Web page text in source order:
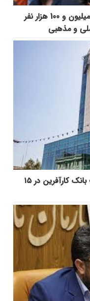
خدمات‌دهي مترو به 4 ميليون و 100 هزار نفر
و مذهبي
تغییر ساعت کاری شعب بانک کارآفرین در ۱۵